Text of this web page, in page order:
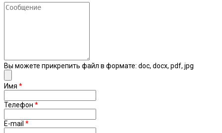
Сообщение
Вы можете прикрепить файл в формате: doc, docx, pdf, jpg
Имя *
Телефон *
E-mail *